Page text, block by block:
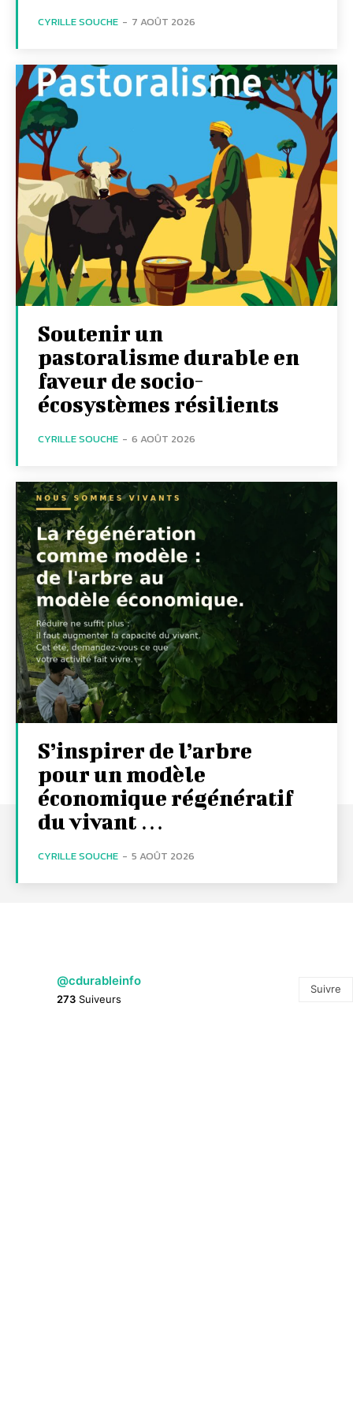
CYRILLE SOUCHE - 7 AOÛT 2026
Soutenir un
pastoralisme durable en
faveur de socio-
écosystèmes résilients
CYRILLE SOUCHE - 6 AOÛT 2026
S’inspirer de l’arbre
pour un modèle
économique régénératif
du vivant …
CYRILLE SOUCHE - 5 AOÛT 2026
@cdurableinfo
273 Suiveurs
Suivre